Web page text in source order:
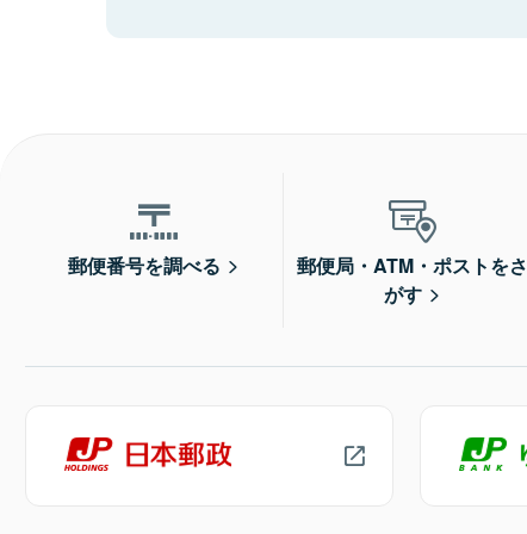
郵便番号を調べる
郵便局・ATM・ポストをさ
がす